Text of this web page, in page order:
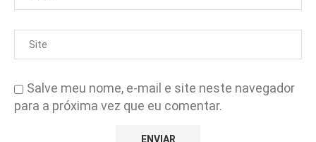
Salve meu nome, e-mail e site neste navegador
para a próxima vez que eu comentar.